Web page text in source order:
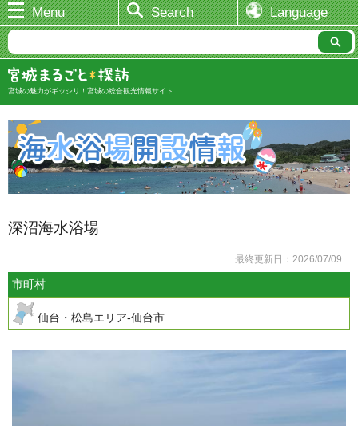
Menu Search Language
宮城の魅力がギッシリ！宮城の総合観光情報サイト
深沼海水浴場
最終更新日：2026/07/09
市町村
仙台・松島エリア-仙台市